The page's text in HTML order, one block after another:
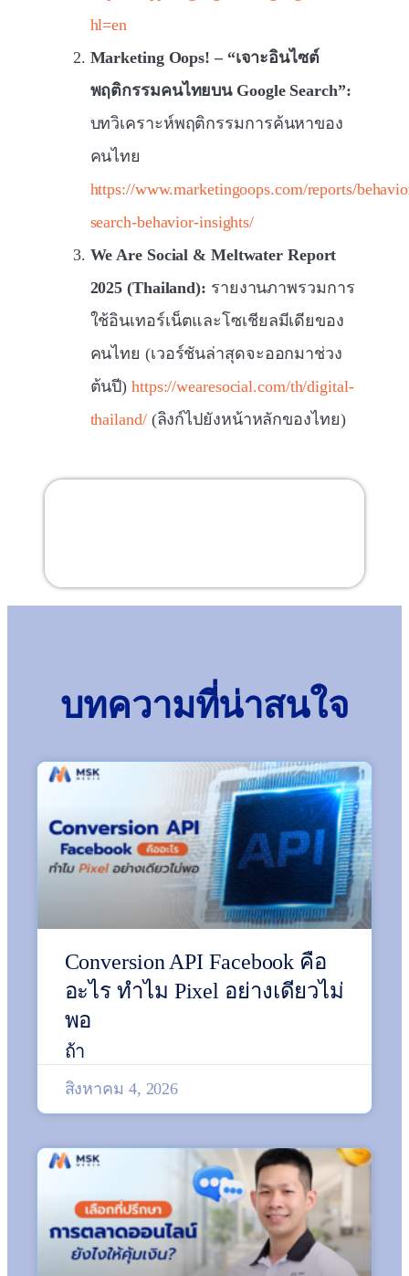
hl=en
Marketing Oops! – “เจาะอินไซต์
พฤติกรรมคนไทยบน Google Search”:
บทวิเคราะห์พฤติกรรมการค้นหาของ
คนไทย
https://www.marketingoops.com/reports/
search-behavior-insights/
We Are Social & Meltwater Report
2025 (Thailand): รายงานภาพรวมการ
ใช้อินเทอร์เน็ตและโซเชียลมีเดียของ
คนไทย (เวอร์ชันล่าสุดจะออกมาช่วง
ต้นปี)https://wearesocial.com/th/digital-
thailand/(ลิงก์ไปยังหน้าหลักของไทย)
สารบัญ
บทความที่น่าสนใจ
Conversion API Facebook คือ
อะไร ทำไม Pixel อย่างเดียวไม่
พอ
ถ้า
สิงหาคม 4, 2026